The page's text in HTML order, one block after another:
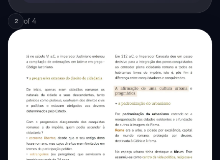
2 of 4